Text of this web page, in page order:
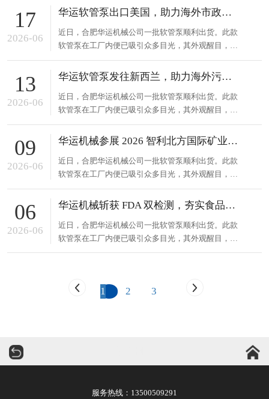
注流体输送设备研发制造，凭借深厚技术积累与创新
技术，运行稳定，能精准控制流量，有效输送各类特
殊介质，降低维护成本。这...
17
2026-06
华运软管泵出口美国，助力海外市政污水处理项目
近日，合肥华运机械公司一批软管泵顺利出货。此款
软管泵在工厂内便已吸引众多目光，其外观醒目，性
能卓越，可适应多种复杂工况。合肥华运机械长期专
注流体输送设备研发制造，凭借深厚技术积累与创新
技术，运行稳定，能精准控制流量，有效输送各类特
殊介质，降低维护成本。这...
13
2026-06
华运软管泵发往新西兰，助力海外污水药剂投加系统
近日，合肥华运机械公司一批软管泵顺利出货。此款
软管泵在工厂内便已吸引众多目光，其外观醒目，性
能卓越，可适应多种复杂工况。合肥华运机械长期专
注流体输送设备研发制造，凭借深厚技术积累与创新
技术，运行稳定，能精准控制流量，有效输送各类特
殊介质，降低维护成本。这...
09
2026-06
华运机械参展 2026 智利北方国际矿业展，诚邀莅临洽谈
近日，合肥华运机械公司一批软管泵顺利出货。此款
软管泵在工厂内便已吸引众多目光，其外观醒目，性
能卓越，可适应多种复杂工况。合肥华运机械长期专
注流体输送设备研发制造，凭借深厚技术积累与创新
技术，运行稳定，能精准控制流量，有效输送各类特
殊介质，降低维护成本。这...
06
2026-06
华运机械斩获 FDA 双检测，夯实食品泵出口资质
近日，合肥华运机械公司一批软管泵顺利出货。此款
软管泵在工厂内便已吸引众多目光，其外观醒目，性
能卓越，可适应多种复杂工况。合肥华运机械长期专
技术，运行稳定，能精准控制流量，有效输送各类特
1 2 3
服务热线： 13500509291